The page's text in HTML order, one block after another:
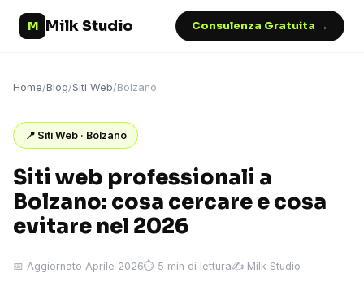
M Milk Studio Consulenza Gratuita →
Home/Blog/Siti Web/Bolzano
📍 Siti Web · Bolzano
Siti web professionali a
Bolzano: cosa cercare e cosa
evitare nel 2026
📅 Aggiornato Aprile 2026⏱ 5 min di lettura✍️ Milk Studio